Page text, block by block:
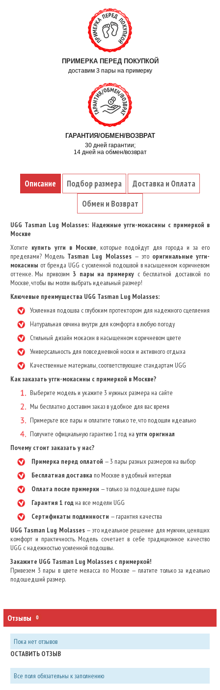
ПРИМЕРКА ПЕРЕД ПОКУПКОЙ
доставим 3 пары на примерку
ГАРАНТИЯ/ОБМЕН/ВОЗВРАТ
30 дней гарантии;
14 дней на обмен/возврат
Описание Подбор размера
Доставка и Оплата
Обмен и Возврат
UGG Tasman Lug Molasses: Надежные угги-мокасины с примеркой в
Москве
Хотите купить угги в Москве, которые подойдут для города и за его
пределами? Модель Tasman Lug Molasses— это оригинальные угги-
мокасины от бренда UGG с усиленной подошвой в насыщенном коричневом
оттенке. Мы привозим 3 пары на примерку с бесплатной доставкой по
Москве, чтобы вы могли выбрать идеальный размер!
Ключевые преимущества UGG Tasman Lug Molasses:
Усиленная подошва с глубоким протектором для надежного сцепления
Натуральная овчина внутри для комфорта в любую погоду
Стильный дизайн мокасин в насыщенном коричневом цвете
Универсальность для повседневной носки и активного отдыха
Качественные материалы, соответствующие стандартам UGG
Как заказать угги-мокасины с примеркой в Москве?
Выберите модель и укажите 3 нужных размера на сайте
Мы бесплатно доставим заказ в удобное для вас время
Примерьте все пары и оплатите только те, что подошли идеально
Получите официальную гарантию 1 год на угги оригинал
Почему стоит заказать у нас?
Примерка перед оплатой — 3 пары разных размеров на выбор
Бесплатная доставка по Москве в удобный интервал
Оплата после примерки — только за подошедшие пары
Гарантия 1 год на все модели UGG
Сертификаты подлинности — гарантия качества
UGG Tasman Lug Molasses— это идеальное решение для мужчин, ценящих
комфорт и практичность. Модель сочетает в себе традиционное качество
UGG с надежностью усиленной подошвы.
Закажите UGG Tasman Lug Molasses с примеркой!
Привезем 3 пары в цвете меласса по Москве — платите только за идеально
подошедший размер.
Отзывы 0
Пока нет отзывов
ОСТАВИТЬ ОТЗЫВ
Все поля обязательны к заполнению